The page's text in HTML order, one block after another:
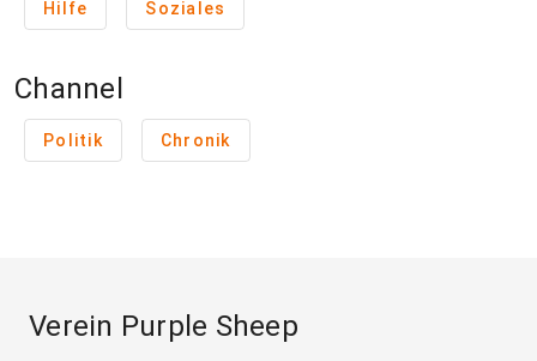
Hilfe Soziales
Channel
Politik Chronik
Verein Purple Sheep